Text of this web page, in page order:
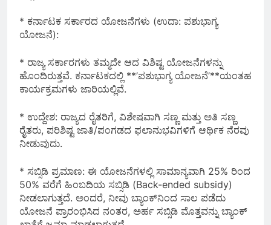
* ಕರ್ನಾಟಕ ಸರ್ಕಾರದ ಯೋಜನೆಗಳು (ಉದಾ: ಪಶುಭಾಗ್ಯ
ಯೋಜನೆ):
* ರಾಜ್ಯ ಸರ್ಕಾರಗಳು ತಮ್ಮದೇ ಆದ ವಿಶಿಷ್ಟ ಯೋಜನೆಗಳನ್ನು
ಹೊಂದಿರುತ್ತವೆ. ಕರ್ನಾಟಕದಲ್ಲಿ **’ಪಶುಭಾಗ್ಯ ಯೋಜನೆ’**ಯಂತಹ
ಕಾರ್ಯಕ್ರಮಗಳು ಜಾರಿಯಲ್ಲಿವೆ.
* ಉದ್ದೇಶ: ರಾಜ್ಯದ ರೈತರಿಗೆ, ವಿಶೇಷವಾಗಿ ಸಣ್ಣ ಮತ್ತು ಅತಿ ಸಣ್ಣ
ರೈತರು, ಪರಿಶಿಷ್ಟ ಜಾತಿ/ಪಂಗಡದ ಫಲಾನುಭವಿಗಳಿಗೆ ಆರ್ಥಿಕ ನೆರವು
ನೀಡುವುದು.
* ಸಬ್ಸಿಡಿ ಪ್ರಮಾಣ: ಈ ಯೋಜನೆಗಳಲ್ಲಿ ಸಾಮಾನ್ಯವಾಗಿ 25% ರಿಂದ
50% ವರೆಗೆ ಹಿಂಬದಿಯ ಸಬ್ಸಿಡಿ (Back-ended subsidy)
ನೀಡಲಾಗುತ್ತದೆ. ಅಂದರೆ, ನೀವು ಬ್ಯಾಂಕ್‌ನಿಂದ ಸಾಲ ಪಡೆದು
ಯೋಜನೆ ಪ್ರಾರಂಭಿಸಿದ ನಂತರ, ಅರ್ಹ ಸಬ್ಸಿಡಿ ಮೊತ್ತವನ್ನು ಬ್ಯಾಂಕ್